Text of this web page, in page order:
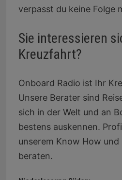
verpasst du keine Folge
Sie interessieren
Kreuzfahrt?
Onboard Radio ist Ihr
Unsere Berater sind
sich in der Welt und an
bestens auskennen.
unserem Know How und
beraten.